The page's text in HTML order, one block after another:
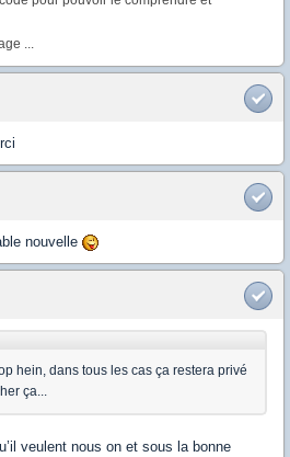
...
nouvelle
hein, dans tous les cas ça restera privé
ça...
veulent nous on et sous la bonne